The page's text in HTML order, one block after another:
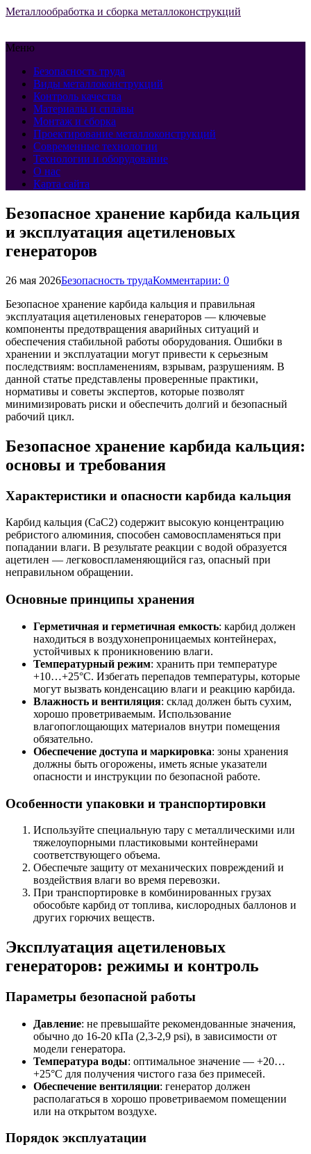
Металлообработка и сборка металлоконструкций
Меню
Безопасность труда
Виды металлоконструкций
Контроль качества
Материалы и сплавы
Монтаж и сборка
Проектирование металлоконструкций
Современные технологии
Технологии и оборудование
О нас
Карта сайта
Безопасное хранение карбида кальция
и эксплуатация ацетиленовых
генераторов
26 мая 2026Безопасность трудаКомментарии: 0
Безопасное хранение карбида кальция и правильная
эксплуатация ацетиленовых генераторов — ключевые
компоненты предотвращения аварийных ситуаций и
обеспечения стабильной работы оборудования. Ошибки в
хранении и эксплуатации могут привести к серьезным
последствиям: воспламенениям, взрывам, разрушениям. В
данной статье представлены проверенные практики,
нормативы и советы экспертов, которые позволят
минимизировать риски и обеспечить долгий и безопасный
рабочий цикл.
Безопасное хранение карбида кальция:
основы и требования
Характеристики и опасности карбида кальция
Карбид кальция (CaC2) содержит высокую концентрацию
ребристого алюминия, способен самовоспламеняться при
попадании влаги. В результате реакции с водой образуется
ацетилен — легковоспламеняющийся газ, опасный при
неправильном обращении.
Основные принципы хранения
Герметичная и герметичная емкость: карбид должен
находиться в воздухонепроницаемых контейнерах,
устойчивых к проникновению влаги.
Температурный режим: хранить при температуре
+10…+25°C. Избегать перепадов температуры, которые
могут вызвать конденсацию влаги и реакцию карбида.
Влажность и вентиляция: склад должен быть сухим,
хорошо проветриваемым. Использование
влагопоглощающих материалов внутри помещения
обязательно.
Обеспечение доступа и маркировка: зоны хранения
должны быть огорожены, иметь ясные указатели
опасности и инструкции по безопасной работе.
Особенности упаковки и транспортировки
Используйте специальную тару с металлическими или
тяжелоупорными пластиковыми контейнерами
соответствующего объема.
Обеспечьте защиту от механических повреждений и
воздействия влаги во время перевозки.
При транспортировке в комбинированных грузах
обособьте карбид от топлива, кислородных баллонов и
других горючих веществ.
Эксплуатация ацетиленовых
генераторов: режимы и контроль
Параметры безопасной работы
Давление: не превышайте рекомендованные значения,
обычно до 16-20 кПа (2,3-2,9 psi), в зависимости от
модели генератора.
Температура воды: оптимальное значение — +20…
+25°C для получения чистого газа без примесей.
Обеспечение вентиляции: генератор должен
располагаться в хорошо проветриваемом помещении
или на открытом воздухе.
Порядок эксплуатации